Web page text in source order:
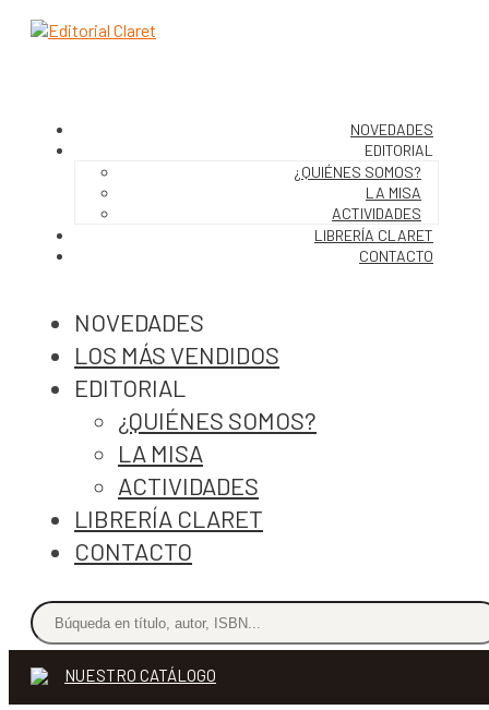
NOVEDADES
EDITORIAL
¿QUIÉNES SOMOS?
LA MISA
ACTIVIDADES
LIBRERÍA CLARET
CONTACTO
NOVEDADES
LOS MÁS VENDIDOS
EDITORIAL
¿QUIÉNES SOMOS?
LA MISA
ACTIVIDADES
LIBRERÍA CLARET
CONTACTO
NUESTRO CATÁLOGO